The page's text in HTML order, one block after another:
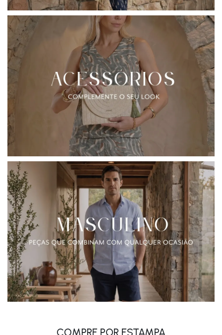
COMPRE POR ESTAMPA